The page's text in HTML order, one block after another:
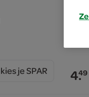
kies je SPAR 4.49